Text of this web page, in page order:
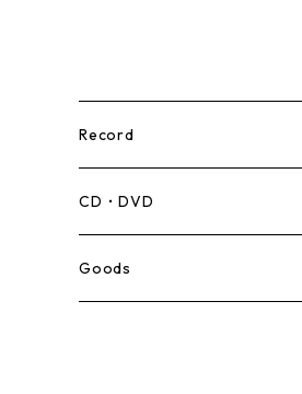
Record
Mento,Calypso,Ballad
Ska
CD・DVD
Goods